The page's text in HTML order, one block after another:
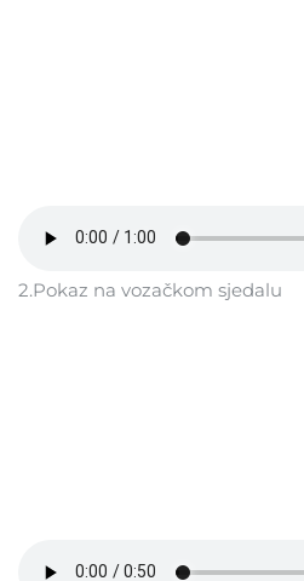
2.Pokaz na vozačkom sjedalu